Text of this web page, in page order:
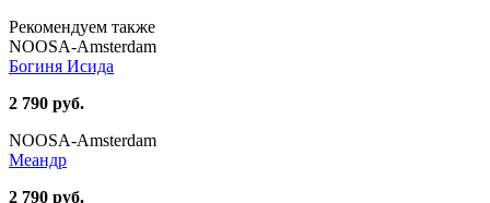
Рекомендуем также
NOOSA-Amsterdam
Богиня Исида
2 790 руб.
NOOSA-Amsterdam
Меандр
2 790 руб.